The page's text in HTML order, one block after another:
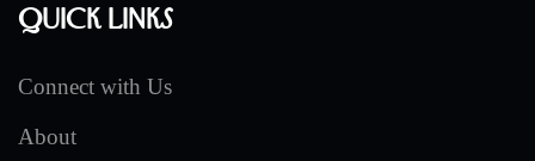
Quick Links
Connect with Us
About